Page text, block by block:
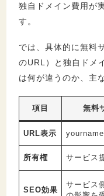
独自ドメイン費用が
す。
では、具体的に無料
のURL）と独自ドメ
は何が違うのか、主
項目 無料
URL表示
所有権 サービス
SEO効果
サービス